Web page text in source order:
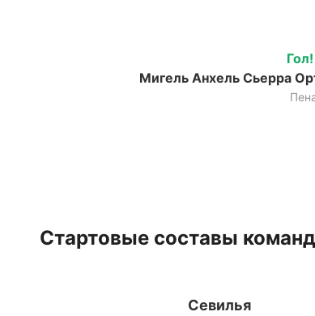
Гол!
Мигель Анхель Сьерра
Стартовые составы
Севилья